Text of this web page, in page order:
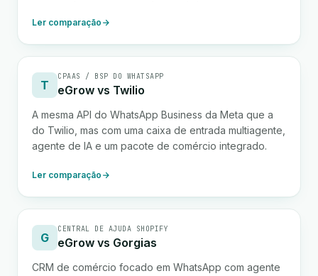
Ler comparação
T
CPAAS / BSP DO WHATSAPP
eGrow vs Twilio
A mesma API do WhatsApp Business da Meta que a
do Twilio, mas com uma caixa de entrada multiagente,
agente de IA e um pacote de comércio integrado.
Ler comparação
G
CENTRAL DE AJUDA SHOPIFY
eGrow vs Gorgias
CRM de comércio focado em WhatsApp com agente